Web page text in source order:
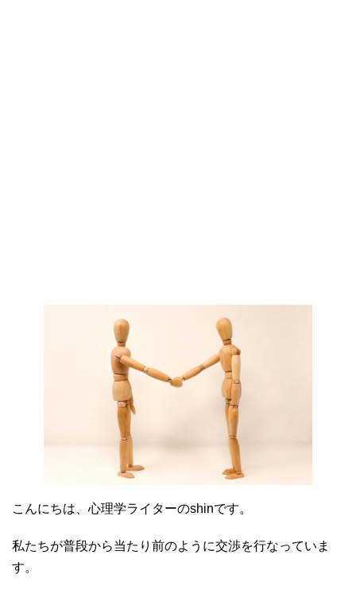
こんにちは、心理学ライターのshinです。
私たちが普段から当たり前のように交渉を行なっていま
す。